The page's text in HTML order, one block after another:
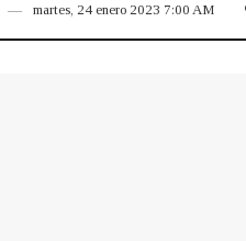
martes, 24 enero 2023 7:00 AM